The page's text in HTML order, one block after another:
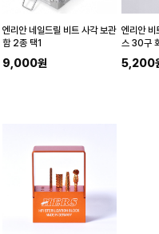
엔리안 네일드릴 비트 사각 보관
함 2종 택1
9,000원
엔리안 비
스 30구
5,200